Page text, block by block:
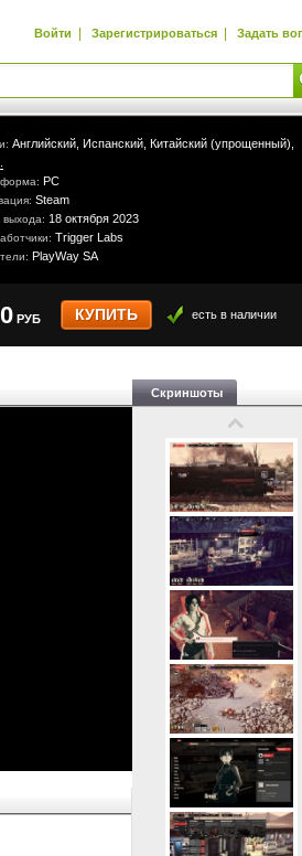
Войти | Зарегистрироваться | Задать
Английский, Испанский, Китайский (упрощенный),
PC
Steam
выхода: 18 октября 2023
Trigger Labs
PlayWay SA
РУБ КУПИТЬ есть в наличии
Скриншоты